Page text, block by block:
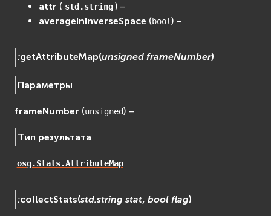
attr ( std.string ) –
averageInInverseSpace (bool) –
:getAttributeMap(unsigned frameNumber)
Параметры
frameNumber (unsigned) –
Тип результата
osg.Stats.AttributeMap
:collectStats(std.string stat,bool flag)